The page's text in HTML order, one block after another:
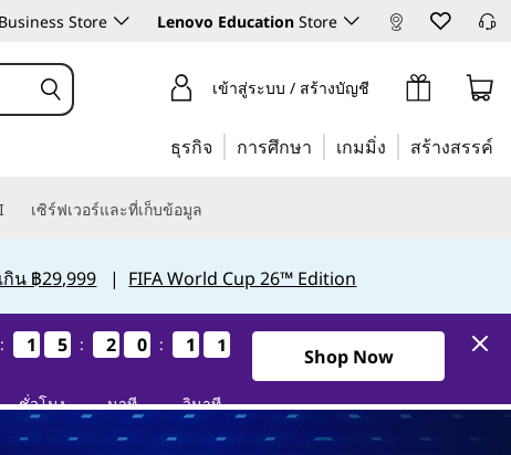
Business Store Lenovo Education Store
เข้าสู่ระบบ / สร้างบัญชี
ธุรกิจ การศึกษา เกมมิ่ง สร้างสรรค์
เซิร์ฟเวอร์และที่เก็บข้อมูล
น ฿29,999 | FIFA World Cup 26™ Edition
: 1
1
1
1 5
5
5
5
ชั่วโมง
: 2
2
2
2 0
0
0
0
นาที
: 101
0 0
9
0
9
วินาที
1วัน15ชั่วโมง20นาที9วินาที
Shop Now